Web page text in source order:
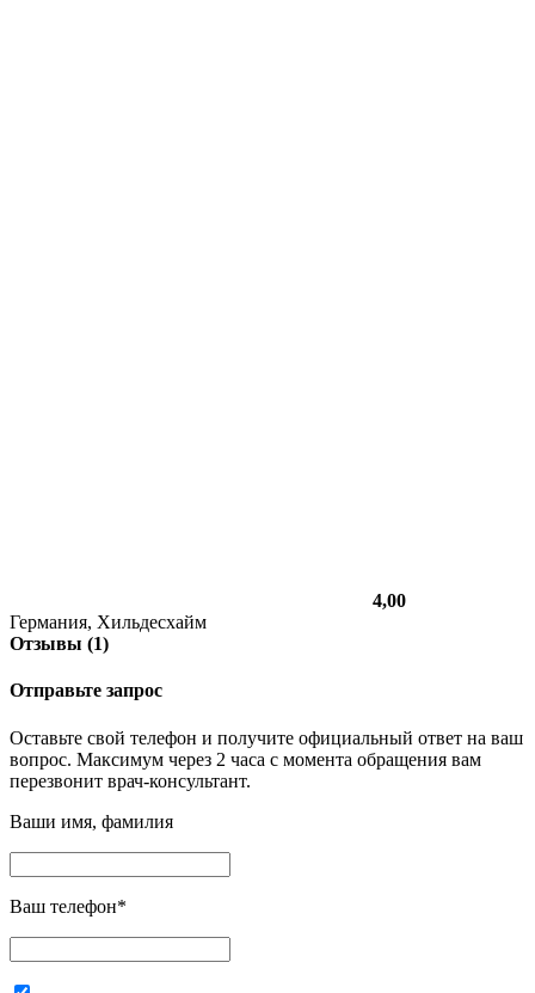
4,00
Германия, Хильдесхайм
Отзывы (1)
Отправьте запрос
Оставьте свой телефон и получите официальный ответ на ваш
вопрос. Максимум через 2 часа с момента обращения вам
перезвонит врач-консультант.
Ваши имя, фамилия
Ваш телефон*